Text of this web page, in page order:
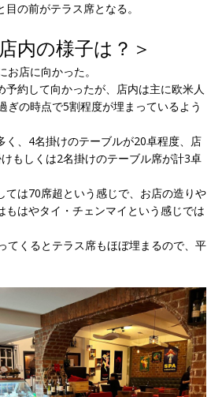
の前がテラス席となる。
内の様子は？＞
店に向かった。
予約して向かったが、店内は主に欧米人
ぎの時点で5割程度が埋まっているよう
く、4名掛けのテーブルが20卓程度、店
もしくは2名掛けのテーブル席が計3卓
ては70席超という感じで、お店の造りや
もはやタイ・チェンマイという感じでは
てくるとテラス席もほぼ埋まるので、平